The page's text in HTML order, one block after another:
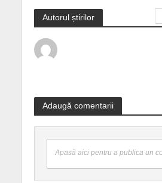
Autorul știrilor
Adaugă comentarii
Apasă aici pentru a publica un